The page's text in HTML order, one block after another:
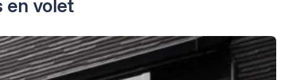
en volet